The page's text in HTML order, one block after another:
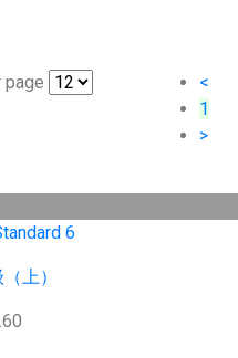
page
<
1
>
6
上）